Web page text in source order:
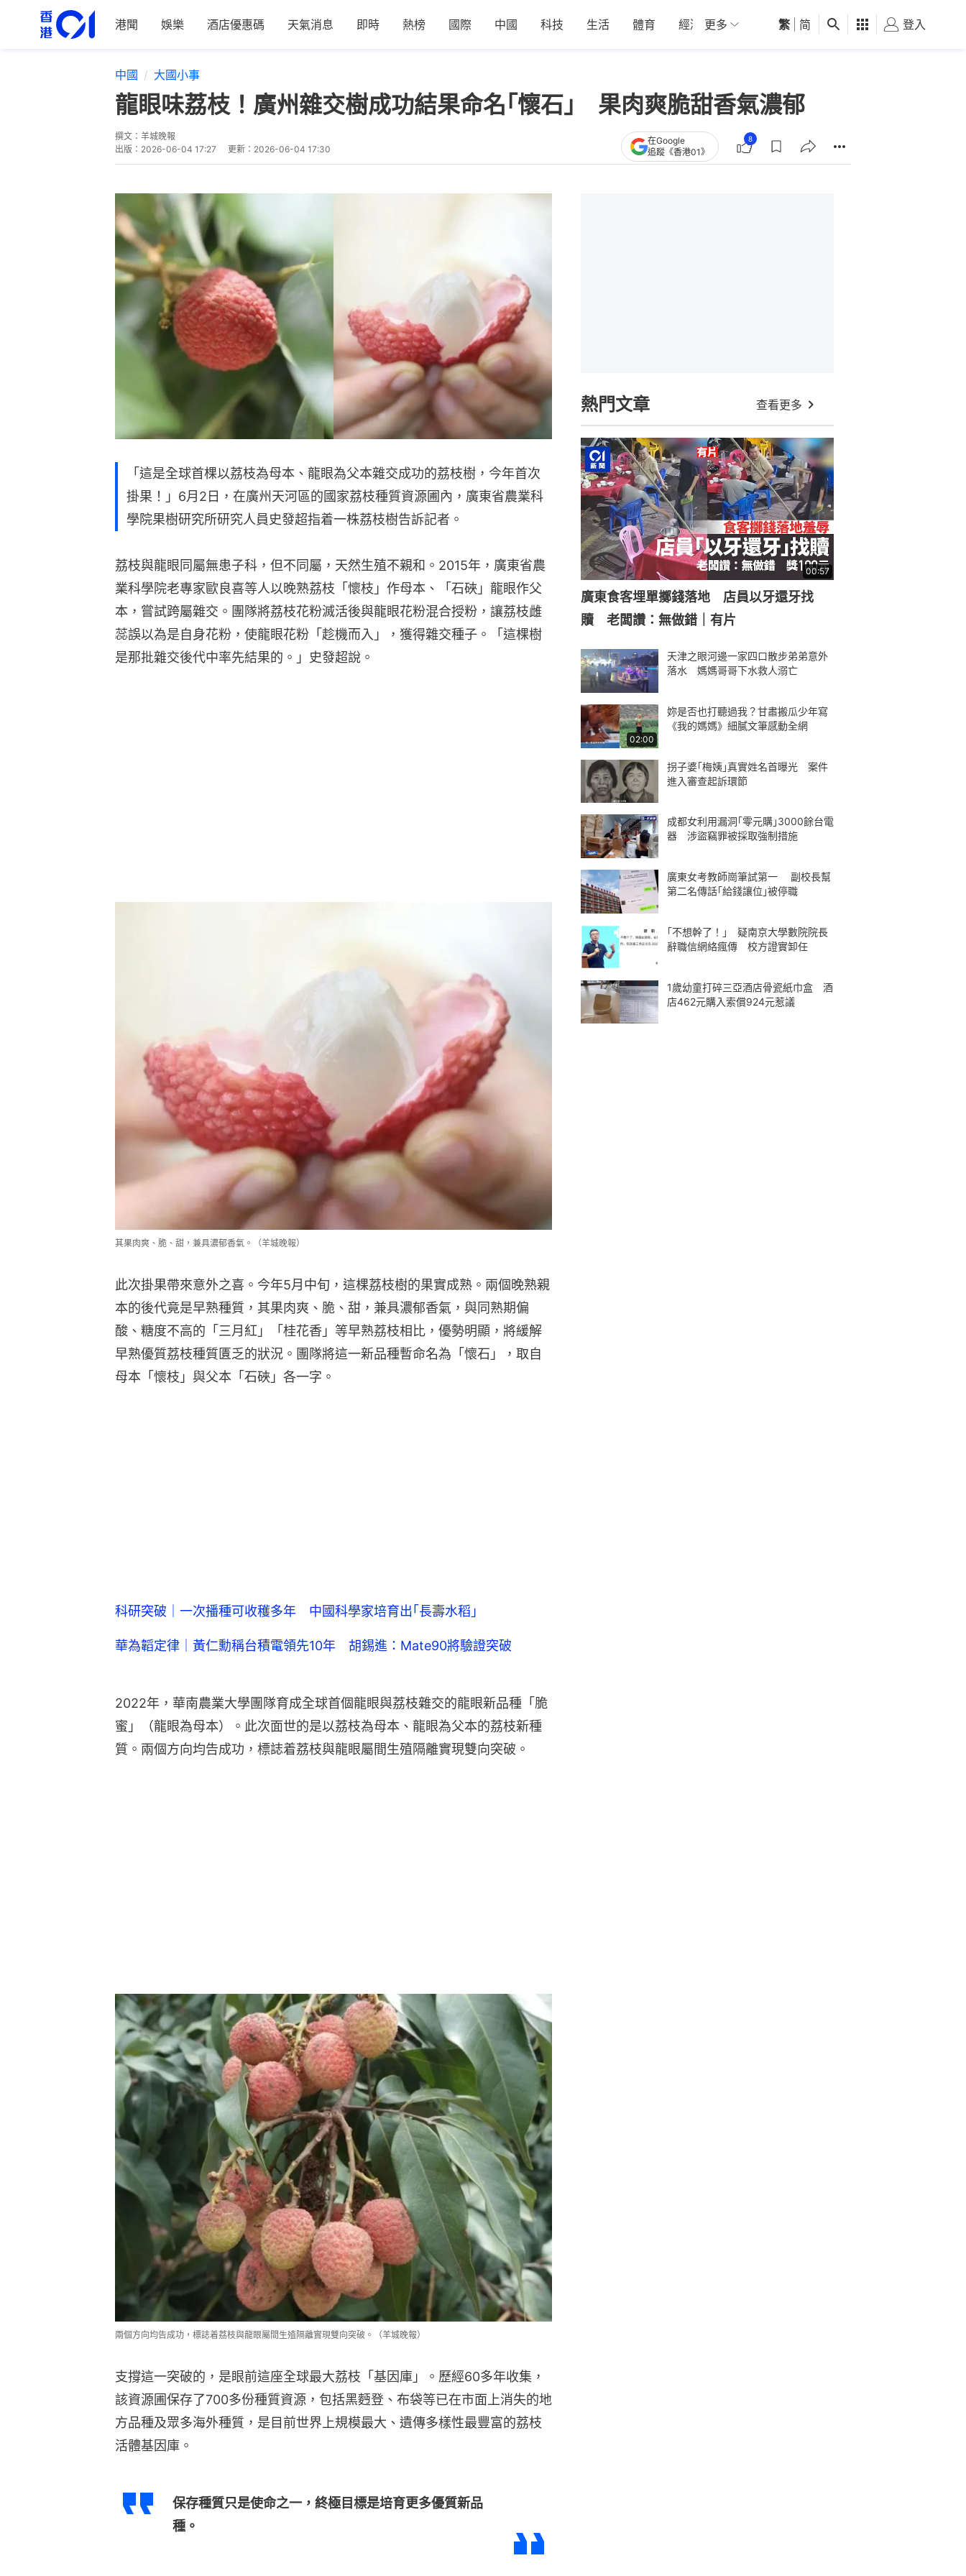
港聞 娛樂 酒店優惠碼 天氣消息 即時 熱榜 國際 中國 科技 生活 體育 經濟 01深圳 觀點 健康 好食玩飛
更多 繁 简 登入
中國 大國小事
龍眼味荔枝！廣州雜交樹成功結果命名｢懷石｣ 果肉爽脆甜香氣濃郁
撰文： 羊城晚報
出版： 2026-06-04 17:27 更新： 2026-06-04 17:30
在Google
追蹤《香港01》
8
「這是全球首棵以荔枝為母本、龍眼為父本雜交成功的荔枝樹，今年首次
掛果！」6月2日，在廣州天河區的國家荔枝種質資源圃內，廣東省農業科
學院果樹研究所研究人員史發超指着一株荔枝樹告訴記者。
荔枝與龍眼同屬無患子科，但不同屬，天然生殖不親和。2015年，廣東省農
業科學院老專家歐良喜等人以晚熟荔枝「懷枝」作母本、「石硤」龍眼作父
本，嘗試跨屬雜交。團隊將荔枝花粉滅活後與龍眼花粉混合授粉，讓荔枝雌
蕊誤以為是自身花粉，使龍眼花粉「趁機而入」，獲得雜交種子。「這棵樹
是那批雜交後代中率先結果的。」史發超說。
其果肉爽、脆、甜，兼具濃郁香氣。（羊城晚報）
此次掛果帶來意外之喜。今年5月中旬，這棵荔枝樹的果實成熟。兩個晚熟親
本的後代竟是早熟種質，其果肉爽、脆、甜，兼具濃郁香氣，與同熟期偏
酸、糖度不高的「三月紅」「桂花香」等早熟荔枝相比，優勢明顯，將緩解
早熟優質荔枝種質匱乏的狀況。團隊將這一新品種暫命名為「懷石」，取自
母本「懷枝」與父本「石硤」各一字。
科研突破｜一次播種可收穫多年 中國科學家培育出｢長壽水稻｣
華為韜定律｜黃仁勳稱台積電領先10年 胡錫進：Mate90將驗證突破
2022年，華南農業大學團隊育成全球首個龍眼與荔枝雜交的龍眼新品種「脆
蜜」（龍眼為母本）。此次面世的是以荔枝為母本、龍眼為父本的荔枝新種
質。兩個方向均告成功，標誌着荔枝與龍眼屬間生殖隔離實現雙向突破。
兩個方向均告成功，標誌着荔枝與龍眼屬間生殖隔離實現雙向突破。（羊城晚報）
支撐這一突破的，是眼前這座全球最大荔枝「基因庫」。歷經60多年收集，
該資源圃保存了700多份種質資源，包括黑麪登、布袋等已在市面上消失的地
方品種及眾多海外種質，是目前世界上規模最大、遺傳多樣性最豐富的荔枝
活體基因庫。
保存種質只是使命之一，終極目標是培育更多優質新品
種。
熱門文章 查看更多
00:57
廣東食客埋單擲錢落地 店員以牙還牙找
贖 老闆讚：無做錯｜有片
天津之眼河邊一家四口散步弟弟意外
落水 媽媽哥哥下水救人溺亡
02:00
妳是否也打聽過我？甘肅搬瓜少年寫
《我的媽媽》細膩文筆感動全網
拐子婆｢梅姨｣真實姓名首曝光 案件
進入審查起訴環節
成都女利用漏洞｢零元購｣3000餘台電
器 涉盜竊罪被採取強制措施
廣東女考教師崗筆試第一 副校長幫
第二名傳話｢給錢讓位｣被停職
｢不想幹了！｣ 疑南京大學數院院長
辭職信網絡瘋傳 校方證實卸任
1歲幼童打碎三亞酒店骨瓷紙巾盒 酒
店462元購入索償924元惹議